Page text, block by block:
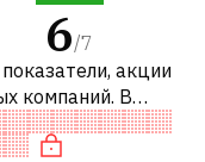
6/7
акции
компаний. В
по P/E,